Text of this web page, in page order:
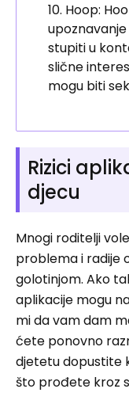
Hoop:
stupiti u
slične
mogu biti
Rizici
djecu
Mnogi roditelji
problema i radije
golotinjom. Ako
aplikacije mogu
mi da vam dam
ćete ponovno
djetetu dopustite
što prođete kroz